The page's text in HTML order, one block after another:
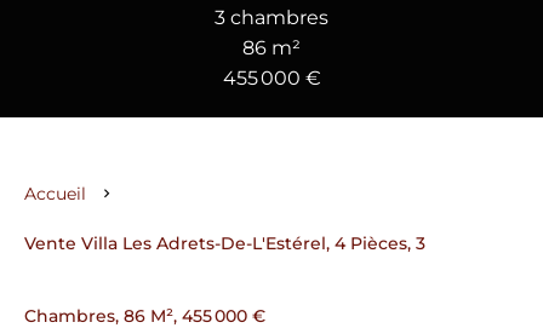
3 chambres
86 m²
455 000 €
Accueil
Vente Villa Les Adrets-De-L'Estérel, 4 Pièces, 3
Chambres, 86 M², 455 000 €